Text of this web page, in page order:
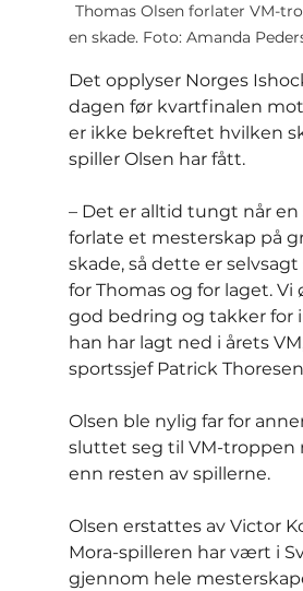
Thomas Olsen forlater VM-
en skade. Foto: Amanda
Det opplyser Norges
dagen før kvartfinalen
er ikke bekreftet hvilken
spiller Olsen har fått.
– Det er alltid tungt når en
forlate et mesterskap på
skade, så dette er
for Thomas og for laget. Vi
god bedring og takker for
han har lagt ned i årets
sportssjef Patrick
Olsen ble nylig far for
sluttet seg til VM-troppen
enn resten av spillerne.
Olsen erstattes av Victor
Mora-spilleren har vært i
gjennom hele